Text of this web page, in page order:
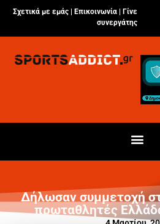
Σχετικά με εμάς | Επικοινωνία
Γίνε
συνεργάτης
Δήλωσαν συμμετοχή
πρωταθλητές